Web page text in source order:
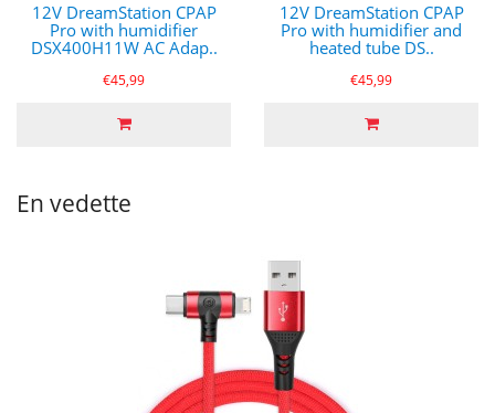
12V DreamStation CPAP
Pro with humidifier
DSX400H11W AC Adap..
€45,99
12V DreamStation CPAP
Pro with humidifier and
heated tube DS..
€45,99
En vedette